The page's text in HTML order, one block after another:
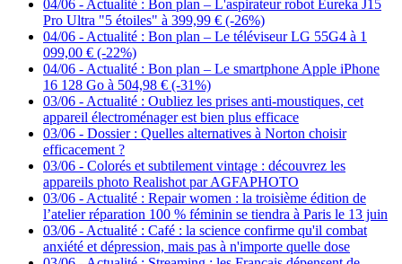
04/06 - Actualité : Bon plan – L'aspirateur robot Eureka J15
Pro Ultra "5 étoiles" à 399,99 € (-26%)
04/06 - Actualité : Bon plan – Le téléviseur LG 55G4 à 1
099,00 € (-22%)
04/06 - Actualité : Bon plan – Le smartphone Apple iPhone
16 128 Go à 504,98 € (-31%)
03/06 - Actualité : Oubliez les prises anti-moustiques, cet
appareil électroménager est bien plus efficace
03/06 - Dossier : Quelles alternatives à Norton choisir
efficacement ?
03/06 - Colorés et subtilement vintage : découvrez les
appareils photo Realishot par AGFAPHOTO
03/06 - Actualité : Repair women : la troisième édition de
l’atelier réparation 100 % féminin se tiendra à Paris le 13 juin
03/06 - Actualité : Café : la science confirme qu'il combat
anxiété et dépression, mais pas à n'importe quelle dose